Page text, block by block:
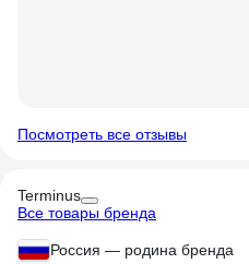
Посмотреть все отзывы
Terminus
Все товары бренда
Россия — родина бренда